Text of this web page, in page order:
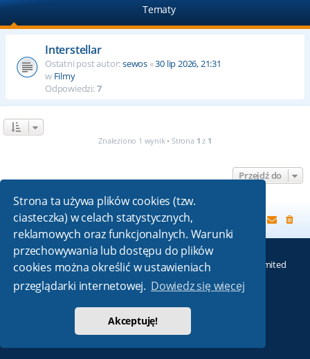
Strona ta używa plików cookies (tzw.
ciasteczka) w celach statystycznych,
reklamowych oraz funkcjonalnych. Warunki
przechowywania lub dostępu do plików
cookies można określić w ustawieniach
przeglądarki internetowej. Dowiedz się więcej
Akceptuję!
Tematy
Interstellar
Ostatni post autor:sewos«30 lip 2026, 21:31
w Filmy
Odpowiedzi:7
Znaleziono 1 wynik • Strona 1 z 1
Przejdź do
Strona główna
Technologię dostarczaphpBB® Forum Software © phpBB Limited
Absolution style by
Premium phpBB Styles
Polski pakiet językowy dostarcza
Zasady ochrony danych osobowych